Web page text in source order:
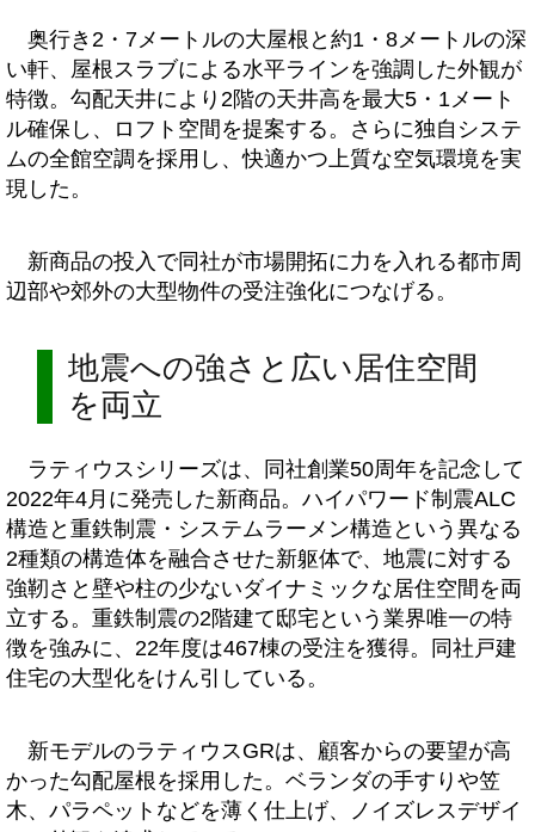
奥行き2・7メートルの大屋根と約1・8メートルの深
い軒、屋根スラブによる水平ラインを強調した外観が
特徴。勾配天井により2階の天井高を最大5・1メート
ル確保し、ロフト空間を提案する。さらに独自システ
ムの全館空調を採用し、快適かつ上質な空気環境を実
現した。
新商品の投入で同社が市場開拓に力を入れる都市周
辺部や郊外の大型物件の受注強化につなげる。
地震への強さと広い居住空間
を両立
ラティウスシリーズは、同社創業50周年を記念して
2022年4月に発売した新商品。ハイパワード制震ALC
構造と重鉄制震・システムラーメン構造という異なる
2種類の構造体を融合させた新躯体で、地震に対する
強靭さと壁や柱の少ないダイナミックな居住空間を両
立する。重鉄制震の2階建て邸宅という業界唯一の特
徴を強みに、22年度は467棟の受注を獲得。同社戸建
住宅の大型化をけん引している。
新モデルのラティウスGRは、顧客からの要望が高
かった勾配屋根を採用した。ベランダの手すりや笠
木、パラペットなどを薄く仕上げ、ノイズレスデザイ